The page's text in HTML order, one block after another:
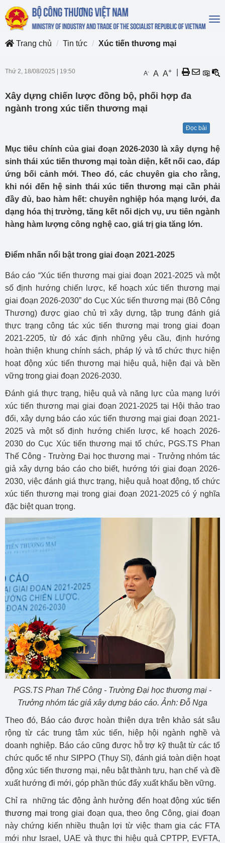
Trang chủ
Tin tức Xúc tiến thương mại
Thứ 2, 18/08/2025 19:50 A- A A+
Xây dựng chiến lược đồng bộ, phối hợp đa
ngành trong xúc tiến thương mại
Đọc bài
Mục tiêu chính của giai đoạn 2026-2030 là xây dựng hệ
sinh thái xúc tiến thương mại toàn diện, kết nối cao, đáp
ứng bối cảnh mới. Theo đó, các chuyên gia cho rằng,
khi nói đến hệ sinh thái xúc tiến thương mại cần phải
đầy đủ, bao hàm hết: chuyên nghiệp hóa mạng lưới, đa
dạng hóa thị trường, tăng kết nối dịch vụ, ưu tiên ngành
hàng hàm lượng công nghệ cao, giá trị gia tăng lớn.
Điểm nhấn nổi bật trong giai đoạn 2021-2025
Báo cáo “Xúc tiến thương mại giai đoạn 2021-2025 và một
số định hướng chiến lược, kế hoạch xúc tiến thương mại
giai đoạn 2026-2030” do Cục Xúc tiến thương mại (Bộ Công
Thương) được giao chủ trì xây dựng, tập trung đánh giá
thực trạng công tác xúc tiến thương mại trong giai đoạn
2021-2205, từ đó xác định những yêu cầu, định hướng
hoàn thiện khung chính sách, pháp lý và tổ chức thực hiện
hoạt động xúc tiến thương mại hiệu quả, hiện đại và bền
vững trong giai đoạn 2026-2030.
Đánh giá thực trạng, hiệu quả và năng lực của mạng lưới
xúc tiến thương mại giai đoạn 2021-2025 tại Hội thảo trao
đổi, xây dựng báo cáo xúc tiến thương mại giai đoạn 2021-
2025 và một số định hướng chiến lược, kế hoạch 2026-
2030 do Cục Xúc tiến thương mại tổ chức, PGS.TS Phan
Thế Công - Trường Đại học thương mại - Trưởng nhóm tác
giả xây dựng báo cáo cho biết, hướng tới giai đoạn 2026-
2030, việc đánh giá thực trạng, hiệu quả hoạt động, tổ chức
xúc tiến thương mại trong giai đoạn 2021-2025 có ý nghĩa
đặc biệt quan trọng.
PGS.TS Phan Thế Công - Trường Đại học thương mại -
Trưởng nhóm tác giả xây dựng báo cáo. Ảnh: Đỗ Nga
Theo đó, Báo cáo được hoàn thiện dựa trên khảo sát sâu
rộng từ các trung tâm xúc tiến, hiệp hội ngành nghề và
doanh nghiệp. Báo cáo cũng được hỗ trợ kỹ thuật từ các tổ
chức quốc tế như SIPPO (Thụy Sĩ), đánh giá toàn diện hoạt
động xúc tiến thương mại, nêu bật thành tựu, hạn chế và đề
xuất hướng đi mới, góp phần thúc đẩy xuất khẩu bền vững.
Chỉ ra những tác động ảnh hưởng đến hoạt động xúc tiến
thương mại trong giai đoạn qua, theo ông Công, giai đoạn
này chứng kiến nhiều thuận lợi từ việc tham gia các FTA
mới như Israel, UAE và thực thi hiệu quả CPTPP, EVFTA,